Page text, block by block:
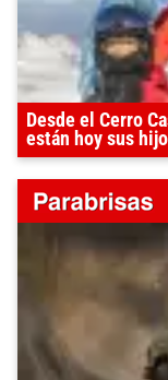
Desde el Cerro
están hoy sus